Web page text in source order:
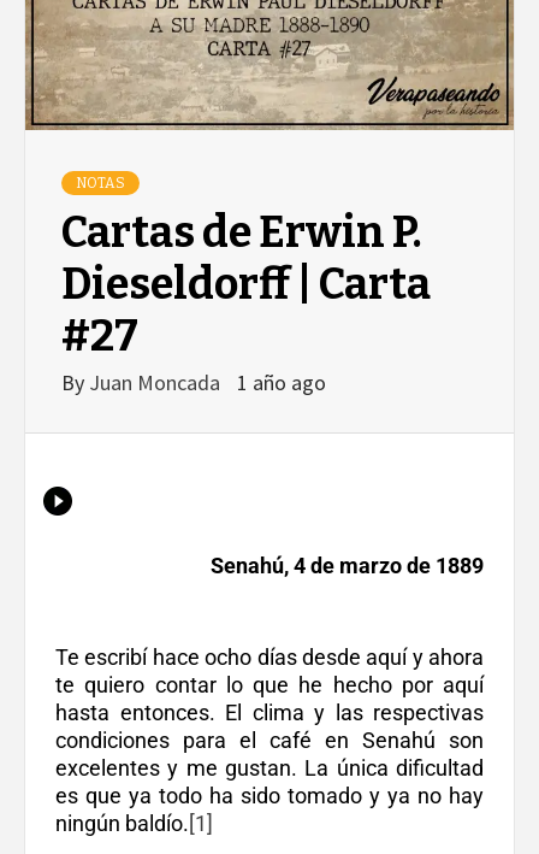
NOTAS
Cartas de Erwin P.
Dieseldorff | Carta
#27
By Juan Moncada 1 año ago
Senahú, 4 de marzo de 1889
Te escribí hace ocho días desde aquí y ahora
te quiero contar lo que he hecho por aquí
hasta entonces. El clima y las respectivas
condiciones para el café en Senahú son
excelentes y me gustan. La única dificultad
es que ya todo ha sido tomado y ya no hay
ningún baldío.[1]